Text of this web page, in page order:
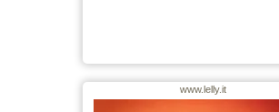
www.lelly.it